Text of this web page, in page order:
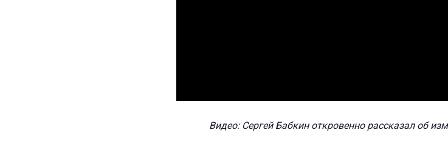
Видео: Сергей Бабкин откровенно рассказал об